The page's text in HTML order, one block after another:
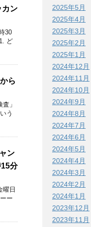
カン
30
ど
ら
」
う
ン
分
曜日
ー
2025年5月
2025年4月
2025年3月
2025年2月
2025年1月
2024年12月
2024年11月
2024年10月
2024年9月
2024年8月
2024年7月
2024年6月
2024年5月
2024年4月
2024年3月
2024年2月
2024年1月
2023年12月
2023年11月